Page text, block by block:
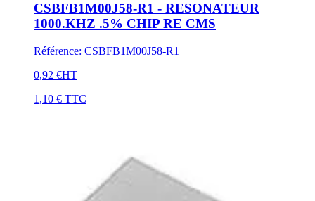
CSBFB1M00J58-R1 - RESONATEUR
1000.KHZ .5% CHIP RE CMS
Référence: CSBFB1M00J58-R1
0,92 €HT
1,10 € TTC